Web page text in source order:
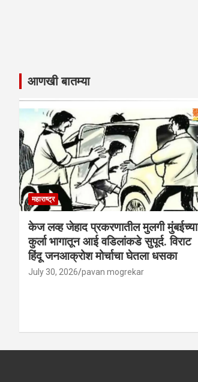
आणखी बातम्या
महाराष्ट्र
केज लव्ह जेहाद प्रकरणातील मुलगी मुंबईच्या
कुर्ला भागातून आई वडिलांकडे सुपूर्द. विराट
हिंदू जनआक्रोश मोर्चाचा घेतला धसका
July 30, 2026 pavan mogrekar